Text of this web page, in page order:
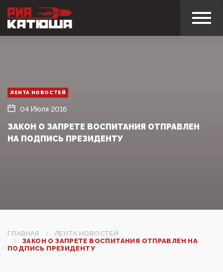
ЛЕНТА НОВОСТЕЙ
04 Июля 2016
ЗАКОН О ЗАПРЕТЕ ВОСПИТАНИЯ ОТПРАВЛЕН
НА ПОДПИСЬ ПРЕЗИДЕНТУ
ГЛАВНАЯ
ЛЕНТА НОВОСТЕЙ
ЗАКОН О ЗАПРЕТЕ ВОСПИТАНИЯ ОТПРАВЛЕН НА
ПОДПИСЬ ПРЕЗИДЕНТУ